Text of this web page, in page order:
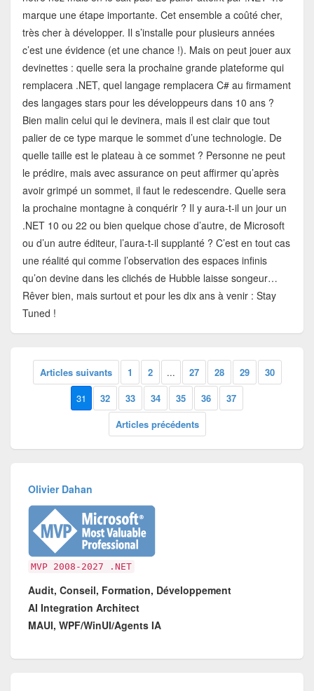
Articles suivants 1 2 ... 27 28 29
30
31
32 33 34 35 36
37
Articles précédents
Olivier Dahan
MVP 2008-2027 .NET
Audit, Conseil, Formation, Développement
AI Integration Architect
MAUI, WPF/WinUI/Agents IA